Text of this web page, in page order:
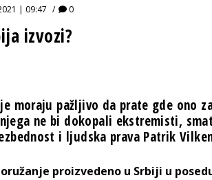
| 09:47 0
izvozi?
moraju pažljivo da prate gde ono
ne bi dokopali ekstremisti,
i ljudska prava Patrik
proizvedeno u Srbiji u